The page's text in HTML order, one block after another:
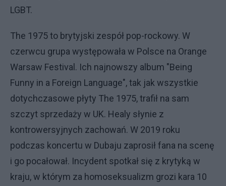
LGBT.
The 1975 to brytyjski zespół pop-rockowy. W
czerwcu grupa występowała w Polsce na Orange
Warsaw Festival. Ich najnowszy album "Being
Funny in a Foreign Language", tak jak wszystkie
dotychczasowe płyty The 1975, trafił na sam
szczyt sprzedaży w UK. Healy słynie z
kontrowersyjnych zachowań. W 2019 roku
podczas koncertu w Dubaju zaprosił fana na scenę
i go pocałował. Incydent spotkał się z krytyką w
kraju, w którym za homoseksualizm grozi kara 10